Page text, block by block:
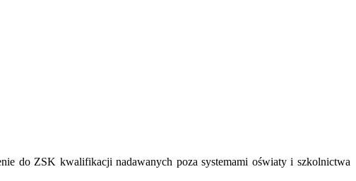
do ZSK kwalifikacji nadawanych poza systemami oświaty i szkolnictwa